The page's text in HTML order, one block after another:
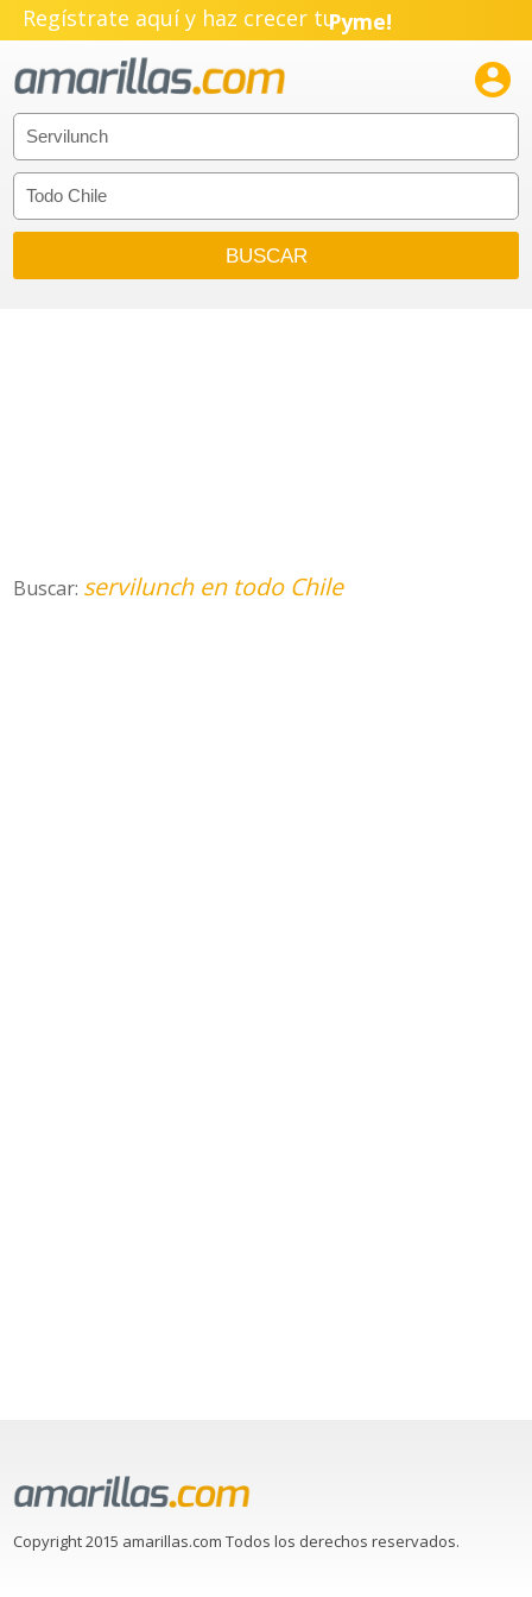
Regístrate aquí y haz crecer tuPyme!
Emprendimiento!

Buscar: servilunch en todo Chile
Copyright 2015 amarillas.com Todos los derechos reservados.